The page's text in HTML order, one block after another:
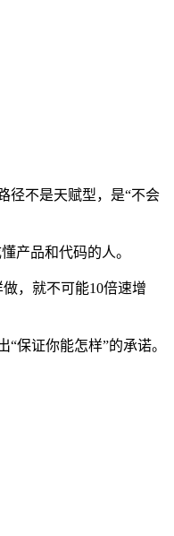
径不是天赋型，是“不会
产品和代码的人。
，就不可能10倍速增
保证你能怎样”的承诺。